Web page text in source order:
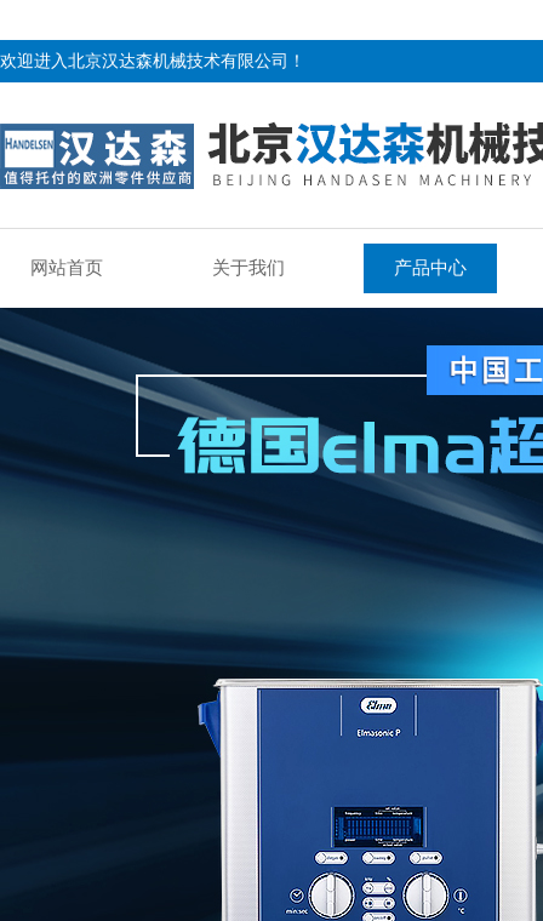
欢迎进入北京汉达森机械技术有限公司！
网站首页 关于我们 产品中心